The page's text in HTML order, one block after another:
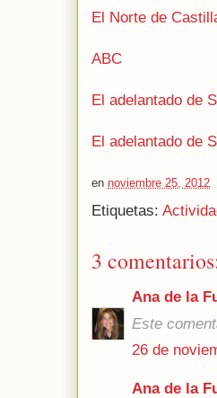
El Norte de
ABC
El adelantado de
El adelantado de
en noviembre 25, 2012
Etiquetas:
3
Ana de la
Este
26 de
Ana de la